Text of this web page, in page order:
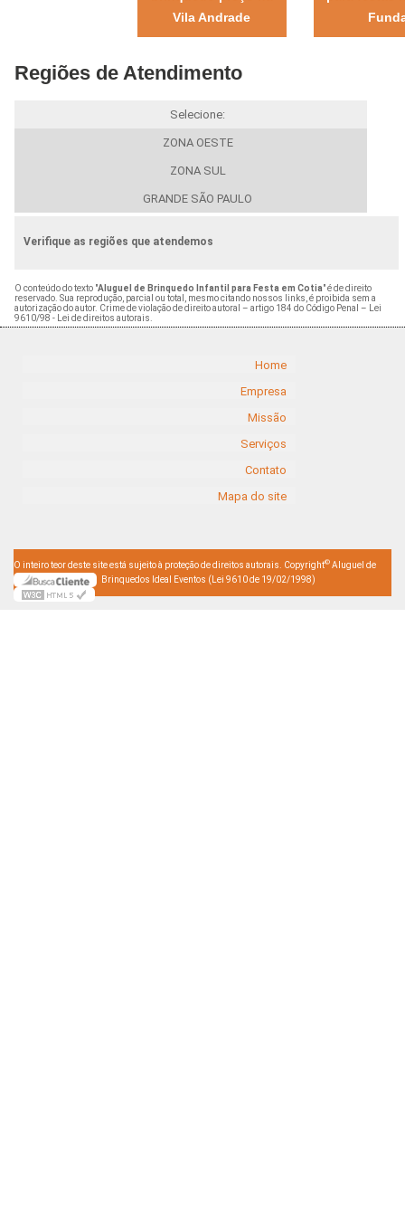
Vila Andrade
Regiões de Atendimento
Selecione:
ZONA OESTE
ZONA SUL
GRANDE SÃO PAULO
Verifique as regiões que atendemos
O conteúdo do texto "Aluguel de Brinquedo Infantil para Festa em Cotia" é de direito
reservado. Sua reprodução, parcial ou total, mesmo citando nossos links, é proibida sem a
autorização do autor. Crime de violação de direito autoral – artigo 184 do Código Penal –
Lei
9610/98 - Lei de direitos autorais
Home
Empresa
Missão
Serviços
Contato
Mapa do site
O inteiro teor deste site está sujeito à proteção de direitos autorais. Copyright© Aluguel de
Brinquedos Ideal Eventos (Lei 9610 de 19/02/1998)